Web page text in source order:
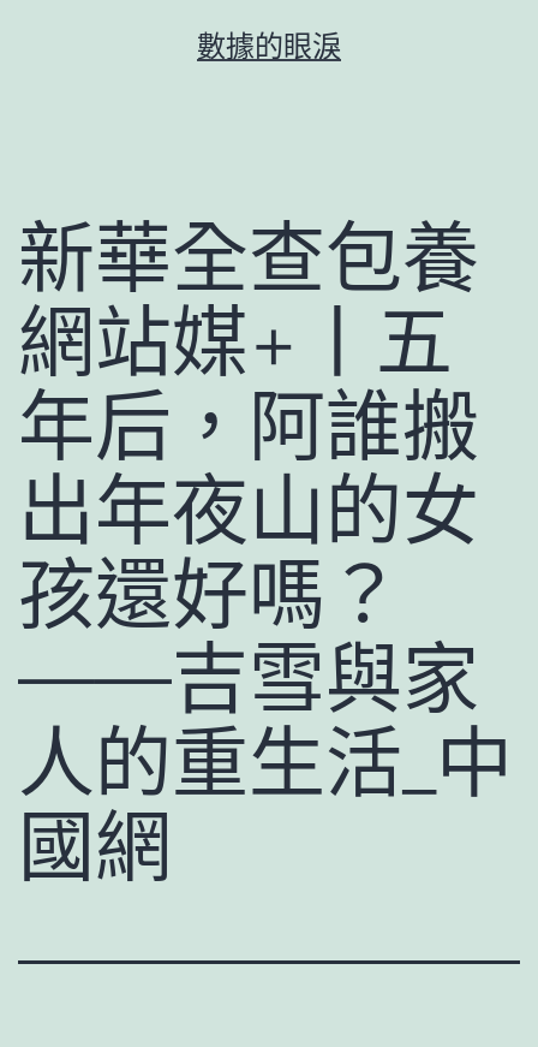
數據的眼淚
新華全查包養
網站媒+丨五
年后，阿誰搬
出年夜山的女
孩還好嗎？
——吉雪與家
人的重生活_中
國網